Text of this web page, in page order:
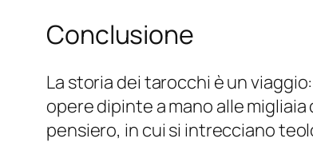
Conclusione
La storia dei tarocchi è un
opere dipinte a mano alle
pensiero, in cui si intrecciano